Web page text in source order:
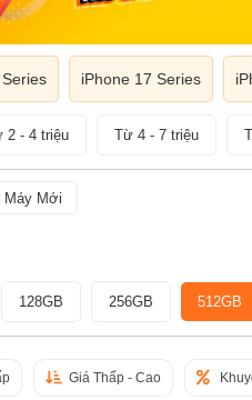
iPhone 17 Series
2 - 4 triệu Từ 4 - 7 triệu
Máy Mới
128GB 256GB 512GB
Giá Thấp - Cao